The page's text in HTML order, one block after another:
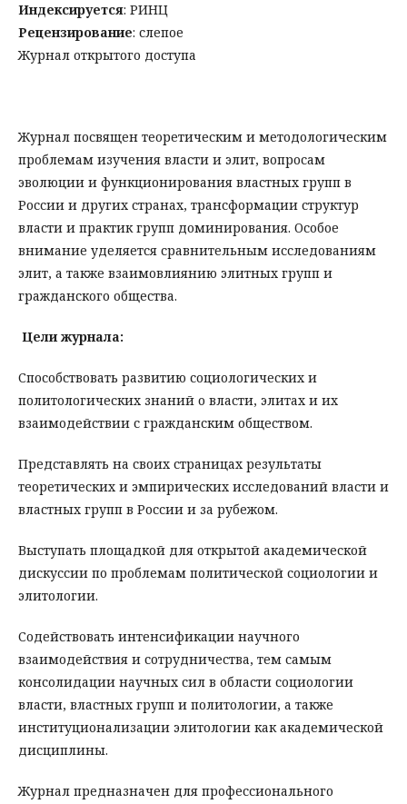
Индексируется: РИНЦ
Рецензирование: слепое
Журнал открытого доступа
Журнал посвящен теоретическим и методологическим
проблемам изучения власти и элит, вопросам
эволюции и функционирования властных групп в
России и других странах, трансформации структур
власти и практик групп доминирования. Особое
внимание уделяется сравнительным исследованиям
элит, а также взаимовлиянию элитных групп и
гражданского общества.
Цели журнала:
Способствовать развитию социологических и
политологических знаний о власти, элитах и их
взаимодействии с гражданским обществом.
Представлять на своих страницах результаты
теоретических и эмпирических исследований власти и
властных групп в России и за рубежом.
Выступать площадкой для открытой академической
дискуссии по проблемам политической социологии и
элитологии.
Содействовать интенсификации научного
взаимодействия и сотрудничества, тем самым
консолидации научных сил в области социологии
власти, властных групп и политологии, а также
институционализации элитологии как академической
дисциплины.
Журнал предназначен для профессионального